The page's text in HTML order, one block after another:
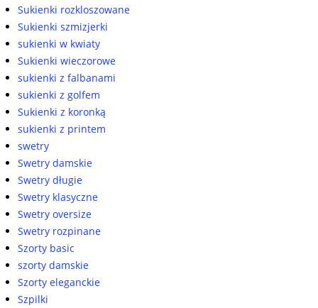
Sukienki rozkloszowane
Sukienki szmizjerki
sukienki w kwiaty
Sukienki wieczorowe
sukienki z falbanami
sukienki z golfem
Sukienki z koronką
sukienki z printem
swetry
Swetry damskie
Swetry długie
Swetry klasyczne
Swetry oversize
Swetry rozpinane
Szorty basic
szorty damskie
Szorty eleganckie
Szpilki